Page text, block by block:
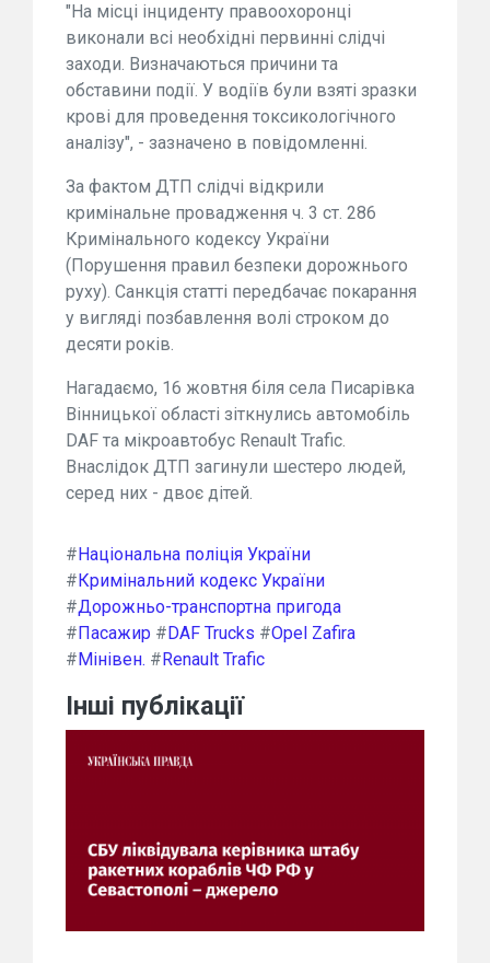
"На місці інциденту правоохоронці
виконали всі необхідні первинні слідчі
заходи. Визначаються причини та
обставини події. У водіїв були взяті зразки
крові для проведення токсикологічного
аналізу", - зазначено в повідомленні.
За фактом ДТП слідчі відкрили
кримінальне провадження ч. 3 ст. 286
Кримінального кодексу України
(Порушення правил безпеки дорожнього
руху). Санкція статті передбачає покарання
у вигляді позбавлення волі строком до
десяти років.
Нагадаємо, 16 жовтня біля села Писарівка
Вінницької області зіткнулись автомобіль
DAF та мікроавтобус Renault Trafic.
Внаслідок ДТП загинули шестеро людей,
серед них - двоє дітей.
#Національна поліція України
#Кримінальний кодекс України
#Дорожньо-транспортна пригода
#Пасажир #DAF Trucks #Opel Zafira
#Мінівен. #Renault Trafic
Інші публікації